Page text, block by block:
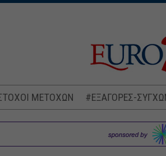
ΜΕΤΟΧΩΝ #ΕΞΑΓΟΡΕΣ-